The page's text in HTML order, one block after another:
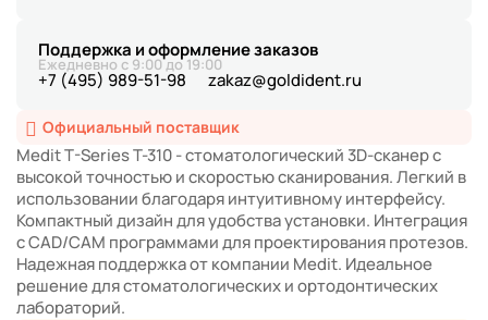
Официальный поставщик
Medit T-Series T-310 - стоматологический 3D-сканер с
высокой точностью и скоростью сканирования. Легкий в
использовании благодаря интуитивному интерфейсу.
Компактный дизайн для удобства установки. Интеграция
с CAD/CAM программами для проектирования протезов.
Надежная поддержка от компании Medit. Идеальное
решение для стоматологических и ортодонтических
лабораторий.
Поддержка и оформление заказов
Ежедневно с 9:00 до 19:00
+7 (495) 989-51-98 zakaz@goldident.ru